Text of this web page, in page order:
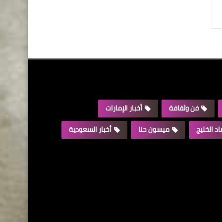
فن وثقافة
أخبار الإمارات
الخليج
ميسون حنا أخبار السعودية